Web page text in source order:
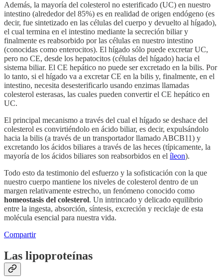
Además, la mayoría del colesterol no esterificado (UC) en nuestro
intestino (alrededor del 85%) es en realidad de origen endógeno (es
decir, fue sintetizado en las células del cuerpo y devuelto al hígado),
el cual termina en el intestino mediante la secreción biliar y
finalmente es reabsorbido por las células en nuestro intestino
(conocidas como enterocitos). El hígado sólo puede excretar UC,
pero no CE, desde los hepatocitos (células del hígado) hacia el
sistema biliar. El CE hepático no puede ser excretado en la bilis. Por
lo tanto, si el hígado va a excretar CE en la bilis y, finalmente, en el
intestino, necesita desesterificarlo usando enzimas llamadas
colesterol esterasas, las cuales pueden convertir el CE hepático en
UC.
El principal mecanismo a través del cual el hígado se deshace del
colesterol es convirtiéndolo en ácido biliar, es decir, expulsándolo
hacia la bilis (a través de un transportador llamado ABCB11) y
excretando los ácidos biliares a través de las heces (típicamente, la
mayoría de los ácidos biliares son reabsorbidos en el íleon).
Todo esto da testimonio del esfuerzo y la sofisticación con la que
nuestro cuerpo mantiene los niveles de colesterol dentro de un
margen relativamente estrecho, un fenómeno conocido como
homeostasis del colesterol. Un intrincado y delicado equilibrio
entre la ingesta, absorción, síntesis, excreción y reciclaje de esta
molécula esencial para nuestra vida.
Compartir
Las lipoproteínas